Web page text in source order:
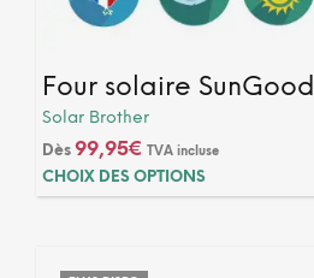
Four solaire SunGood
Solar Brother
Dès 99,95€ TVA incluse
CHOIX DES OPTIONS